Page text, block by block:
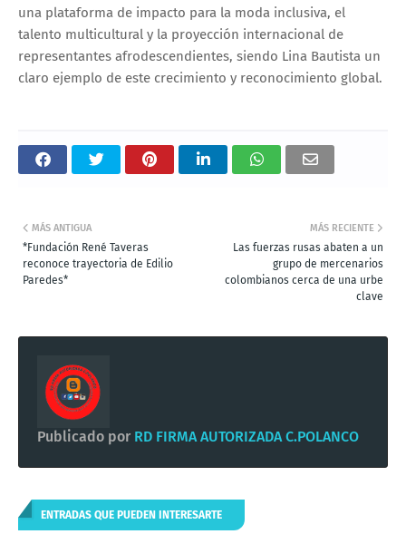
una plataforma de impacto para la moda inclusiva, el
talento multicultural y la proyección internacional de
representantes afrodescendientes, siendo Lina Bautista un
claro ejemplo de este crecimiento y reconocimiento global.
MÁS RECIENTE
Las fuerzas rusas abaten a un
grupo de mercenarios
colombianos cerca de una urbe
clave
MÁS ANTIGUA
*Fundación René Taveras
reconoce trayectoria de Edilio
Paredes*
Publicado por RD FIRMA AUTORIZADA C.POLANCO
ENTRADAS QUE PUEDEN INTERESARTE